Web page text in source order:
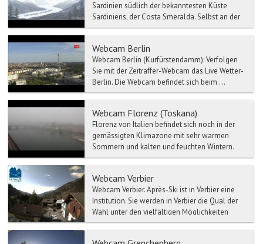
Sardinien südlich der bekanntesten Küste
Sardiniens, der Costa Smeralda. Selbst an der
Haupteinkaufsstra...
Webcam Berlin
Webcam Berlin (Kurfürstendamm): Verfolgen
Sie mit der Zeitraffer-Webcam das Live Wetter-
Berlin. Die Webcam befindet sich beim ...
Webcam Florenz (Toskana)
Florenz von Italien befindet sich noch in der
gemässigten Klimazone mit sehr warmen
Sommern und kalten und feuchten Wintern.
Aufgrund seiner Lage u...
Webcam Verbier
Webcam Verbier. Après-Ski ist in Verbier eine
Institution. Sie werden in Verbier die Qual der
Wahl unter den vielfältigen Möglichkeiten
habe...